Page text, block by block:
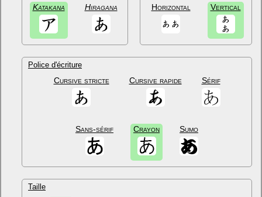
Katakana Hiragana Horizontal Vertical
Police d'écriture
Cursive stricte Cursive rapide Sérif
Sans-sérif Crayon Sumo
Taille